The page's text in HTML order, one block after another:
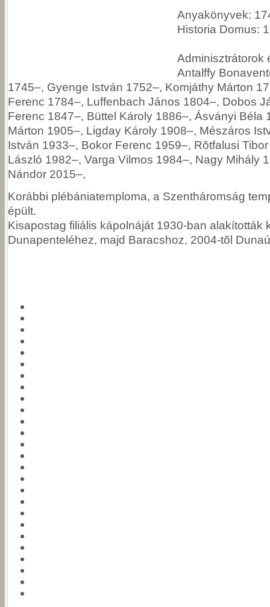
Anyakönyvek:
Historia Domus:
Adminisztrátorok
Antalffy
1745–, Gyenge István 1752–, Komjáthy Márton
Ferenc 1784–, Luffenbach János 1804–, Dobos
Ferenc 1847–, Büttel Károly 1886–, Ásványi Béla
Márton 1905–, Ligday Károly 1908–, Mészáros
István 1933–, Bokor Ferenc 1959–, Rõtfalusi
László 1982–, Varga Vilmos 1984–, Nagy Mihály
Nándor 2015–,
Korábbi plébániatemploma, a Szentháromság
épült.
Kisapostag filiális kápolnáját 1930-ban alakították
Dunapenteléhez, majd Baracshoz, 2004-tõl